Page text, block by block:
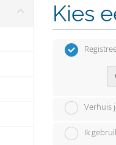
Kies
Verhuis
Ik